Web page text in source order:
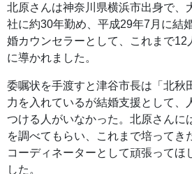
北原さんは神奈川県横浜市出身で、
社に約30年勤め、平成29年7月に結
婚カウンセラーとして、これまで12
に導かれました。
委嘱状を手渡すと津谷市長は「北秋
力を入れているが結婚支援として、
つける人がいなかった。北原さんに
を調べてもらい、これまで培ってき
コーディネーターとして頑張ってほ
した。